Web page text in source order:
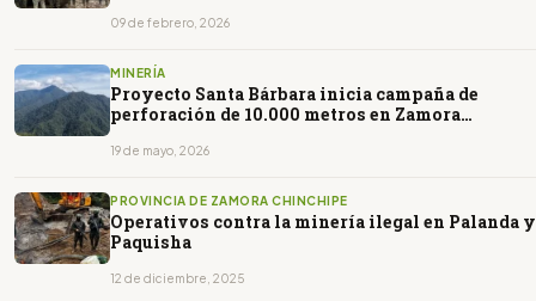
09 de febrero, 2026
MINERÍA
Proyecto Santa Bárbara inicia campaña de
perforación de 10.000 metros en Zamora
19 de mayo, 2026
PROVINCIA DE ZAMORA CHINCHIPE
Operativos contra la minería ilegal en Palanda y
Paquisha
12 de diciembre, 2025